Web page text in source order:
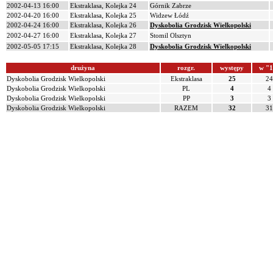
2002-04-13 16:00
Ekstraklasa, Kolejka 24
Górnik Zabrze
2002-04-20 16:00
Ekstraklasa, Kolejka 25
Widzew Łódź
2002-04-24 16:00
Ekstraklasa, Kolejka 26
Dyskobolia Grodzisk Wielkopolski
2002-04-27 16:00
Ekstraklasa, Kolejka 27
Stomil Olsztyn
2002-05-05 17:15
Ekstraklasa, Kolejka 28 Dyskobolia Grodzisk Wielkopolski
drużyna rozgr. występy
w
Dyskobolia Grodzisk Wielkopolski
Ekstraklasa 25
24
Dyskobolia Grodzisk Wielkopolski
PL 4
4
Dyskobolia Grodzisk Wielkopolski
PP 3
3
Dyskobolia Grodzisk Wielkopolski
RAZEM 32 31